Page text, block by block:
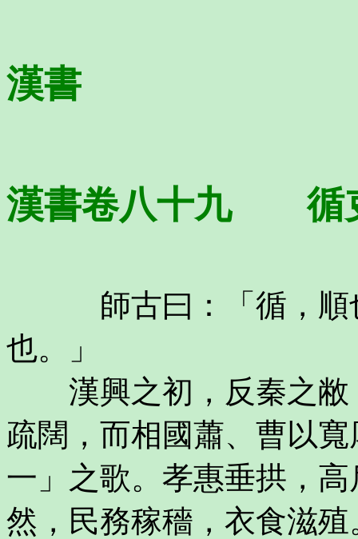
漢書
漢書卷八十九 循
師古曰：「循，順也
也。」
漢興之初，反秦之敝
疏闊，而相國蕭、曹以
一」之歌。孝惠垂拱，
然，民務稼穡，衣食滋